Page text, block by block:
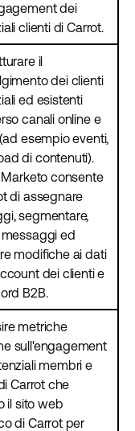
dei
clienti di Carrot.
il
dei clienti
ed esistenti
canali online e
esempio eventi,
di contenuti).
Marketo consente
di assegnare
segmentare,
ed
modifiche ai dati
dei clienti e
B2B.
metriche
sull'engagement
membri e
Carrot che
il sito web
di Carrot per